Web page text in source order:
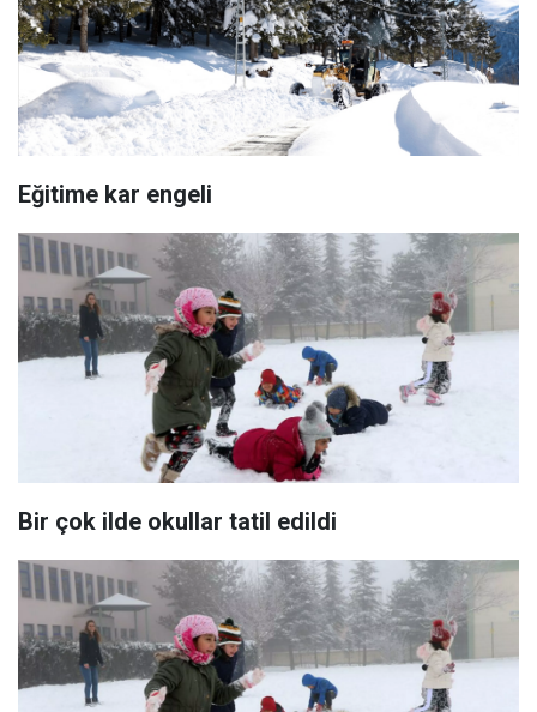
Eğitime kar engeli
Bir çok ilde okullar tatil edildi